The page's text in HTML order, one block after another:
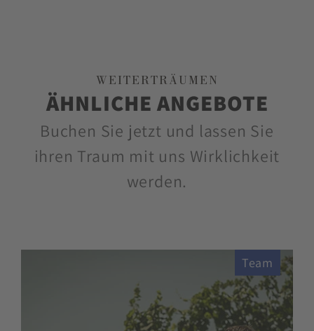
WEITERTRÄUMEN
ÄHNLICHE ANGEBOTE
Buchen Sie jetzt und lassen Sie
ihren Traum mit uns Wirklichkeit
werden.
Team